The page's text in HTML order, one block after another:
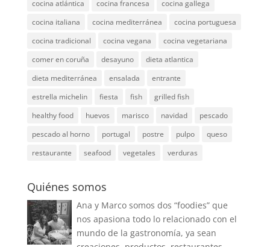
cocina atlántica
cocina francesa
cocina gallega
cocina italiana
cocina mediterránea
cocina portuguesa
cocina tradicional
cocina vegana
cocina vegetariana
comer en coruña
desayuno
dieta atlantica
dieta mediterránea
ensalada
entrante
estrella michelin
fiesta fish
grilled fish
healthy food
huevos marisco navidad
pescado
pescado al horno
portugal postre pulpo
queso
restaurante
seafood vegetales verduras
Quiénes somos
Ana y Marco somos dos “foodies” que
nos apasiona todo lo relacionado con el
mundo de la gastronomía, ya sean